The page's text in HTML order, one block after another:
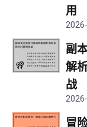
用
副
解
战
冒